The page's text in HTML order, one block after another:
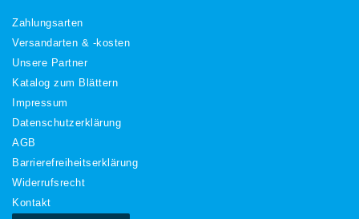
Zahlungsarten
Versandarten & -kosten
Unsere Partner
Katalog zum Blättern
Impressum
Daten­schutz­erklärung
AGB
Barrierefreiheitserklärung
Widerrufs­recht
Kontakt